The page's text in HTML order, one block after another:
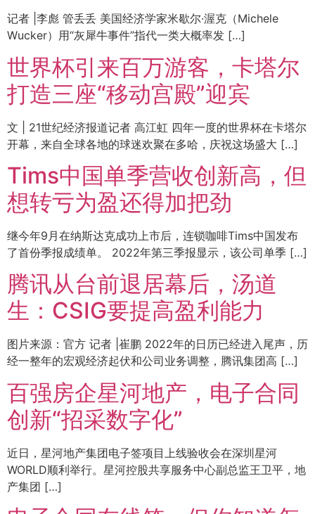
记者 |李彪 管丢丢 美国经济学家米歇尔·渥克（Michele
Wucker）用“灰犀牛事件”指代一类大概率发 […]
世界杯引来百万游客，卡塔尔
打造三座“移动宫殿”迎宾
文 | 21世纪经济报道记者 高江虹 四年一度的世界杯在卡塔尔
开幕，来自全球各地的球迷欢聚在多哈，庆祝这场盛大 […]
Tims中国单季营收创新高，但
想转亏为盈还得加把劲
继今年9月在纳斯达克成功上市后，连锁咖啡Tims中国发布
了首份季报成绩单。 2022年第三季报显示，该公司单季 […]
腾讯从台前退居幕后，汤道
生：CSIG要提高盈利能力
图片来源：官方 记者 |崔鹏 2022年的日历已经进入尾声，历
经一整年的宏观经济起伏和公司业务调整，腾讯集团高 […]
百强房企星河地产，电子合同
创新“招采数字化”
近日，星河地产集团电子签项目上线验收会在深圳星河
WORLD顺利举行。星河控股共享服务中心副总监王卫平，地
产集团 […]